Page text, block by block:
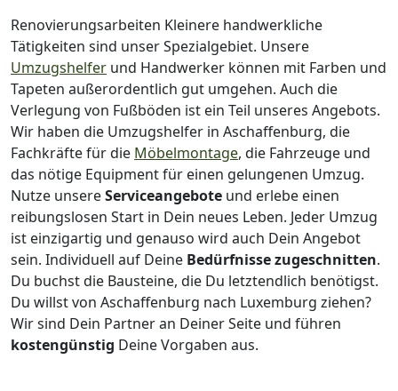
Renovierungsarbeiten Kleinere handwerkliche
Tätigkeiten sind unser Spezialgebiet. Unsere
Umzugshelfer und Handwerker können mit Farben und
Tapeten außerordentlich gut umgehen. Auch die
Verlegung von Fußböden ist ein Teil unseres Angebots.
Wir haben die Umzugshelfer in Aschaffenburg, die
Fachkräfte für die Möbelmontage, die Fahrzeuge und
das nötige Equipment für einen gelungenen Umzug.
Nutze unsereServiceangebote und erlebe einen
reibungslosen Start in Dein neues Leben. Jeder Umzug
ist einzigartig und genauso wird auch Dein Angebot
sein. Individuell auf Deine Bedürfnisse zugeschnitten.
Du buchst die Bausteine, die Du letztendlich benötigst.
Du willst von Aschaffenburg nach Luxemburg ziehen?
Wir sind Dein Partner an Deiner Seite und führen
kostengünstig Deine Vorgaben aus.